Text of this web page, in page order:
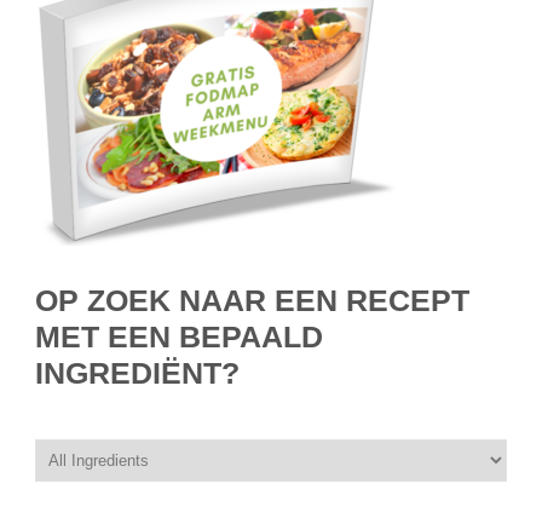
OP ZOEK NAAR EEN RECEPT
MET EEN BEPAALD
INGREDIËNT?